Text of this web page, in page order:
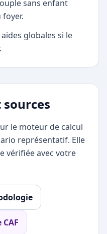
sans enfant
globales si le
le moteur de calcul
représentatif. Elle
vérifiée avec votre